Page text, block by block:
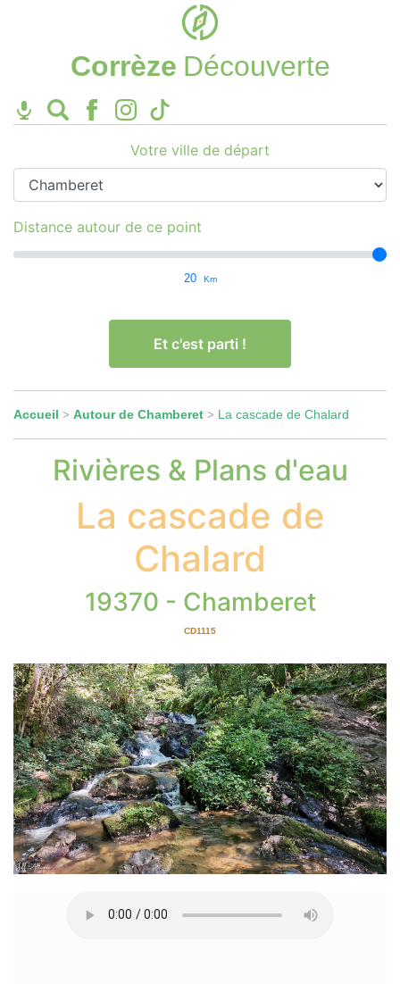
Corrèze Découverte
Votre ville de départ
Distance autour de ce point
20 Km
Et c'est parti !
Accueil > Autour de Chamberet > La cascade de Chalard
Rivières & Plans d'eau
La cascade de
Chalard
19370 - Chamberet
CD1115